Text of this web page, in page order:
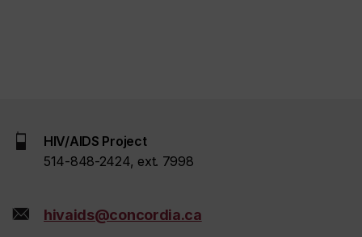
HIV/AIDS Project
514-848-2424, ext. 7998
hivaids@concordia.ca